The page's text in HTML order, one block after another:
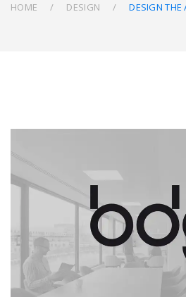
HOME DESIGN DESIGN THE